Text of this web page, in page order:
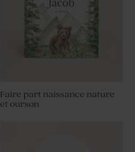
Faire part naissance nature
et ourson